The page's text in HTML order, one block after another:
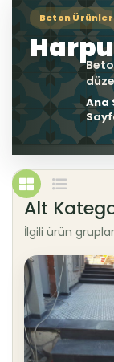
Ana
Alt
İlgili ürün